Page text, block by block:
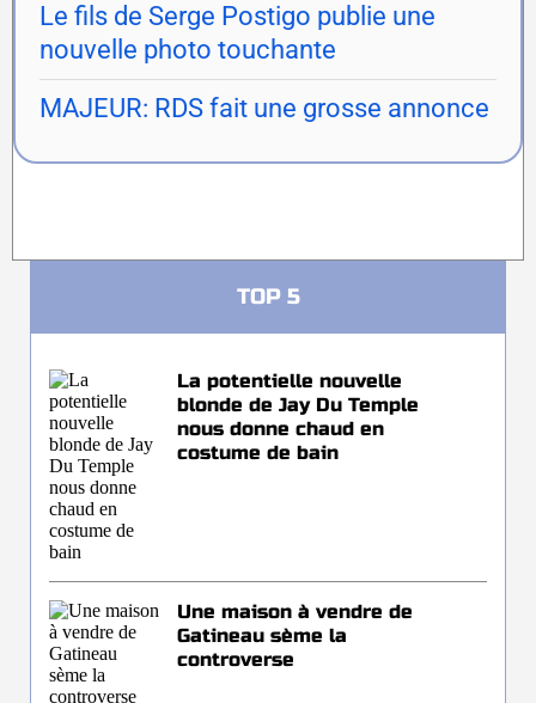
Le fils de Serge Postigo publie une
nouvelle photo touchante
MAJEUR: RDS fait une grosse annonce
TOP 5
La potentielle nouvelle
blonde de Jay Du Temple
nous donne chaud en
costume de bain
Une maison à vendre de
Gatineau sème la
controverse